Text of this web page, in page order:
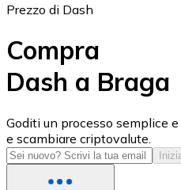
USD Coin
USDC
Prezzo di Dash
Compra
Dash a Braga
Goditi un processo semplice
e scambiare criptovalute.